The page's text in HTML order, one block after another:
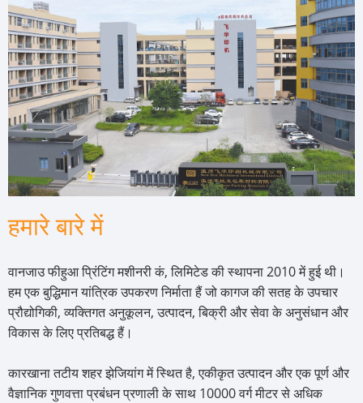
हमारे बारे में
वानजाउ फीहुआ प्रिंटिंग मशीनरी कं, लिमिटेड की स्थापना 2010 में हुई थी।
हम एक बुद्धिमान यांत्रिक उपकरण निर्माता हैं जो कागज की सतह के उपचार
प्रौद्योगिकी, व्यक्तिगत अनुकूलन, उत्पादन, बिक्री और सेवा के अनुसंधान और
विकास के लिए प्रतिबद्ध हैं।
कारखाना तटीय शहर झेजियांग में स्थित है, एकीकृत उत्पादन और एक पूर्ण और
वैज्ञानिक गुणवत्ता प्रबंधन प्रणाली के साथ 10000 वर्ग मीटर से अधिक